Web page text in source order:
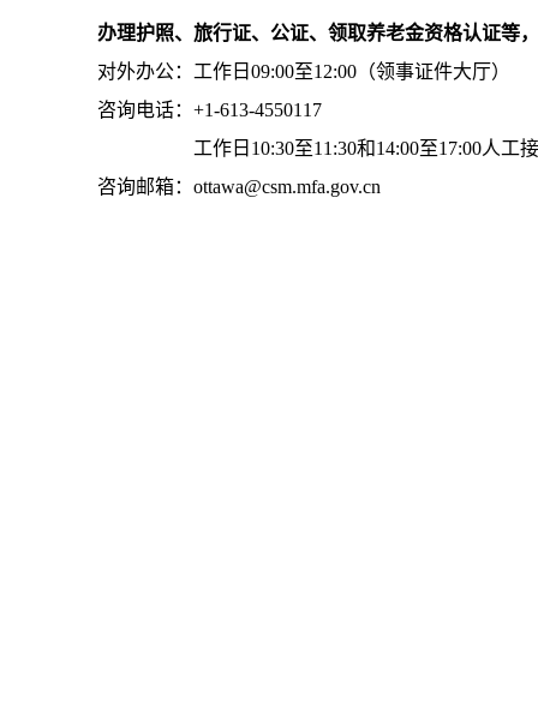
办理护照、旅行证、公证、领取养老金资格认证等
对外办公：工作日09:00至12:00（领事证件大厅）
咨询电话：+1-613-4550117
工作日10:30至11:30和14:00至17:00人工
咨询邮箱：ottawa@csm.mfa.gov.cn